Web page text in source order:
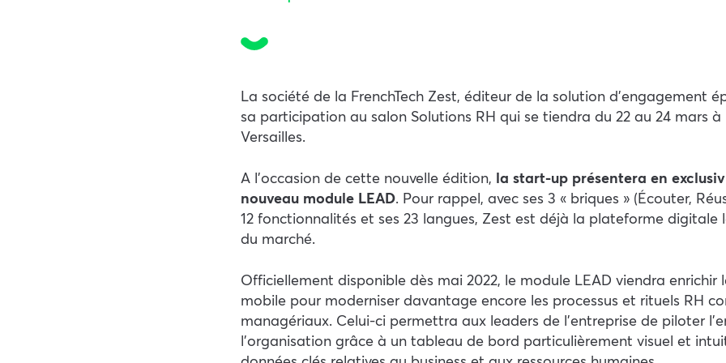
La société de la FrenchTech Zest, éditeur de la solution d’engagement
sa participation au salon Solutions RH qui se tiendra du 22 au 24 mars à
Versailles.
A l’occasion de cette nouvelle édition, la start-up présentera en
nouveau module LEAD. Pour rappel, avec ses 3 « briques » (Écouter,
12 fonctionnalités et ses 23 langues, Zest est déjà la plateforme digitale
du marché.
Officiellement disponible dès mai 2022, le module LEAD viendra enrichir
mobile pour moderniser davantage encore les processus et rituels RH
managériaux. Celui-ci permettra aux leaders de l’entreprise de piloter
l’organisation grâce à un tableau de bord particulièrement visuel et